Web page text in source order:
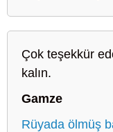
Çok teşekkür
kalın.
Gamze
Rüyada ölmüş